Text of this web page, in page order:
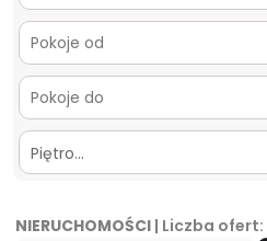
Piętro…
NIERUCHOMOŚCI | Liczba ofert: